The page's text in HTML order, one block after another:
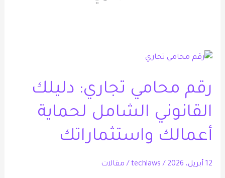
رقم محامي تجاري: دليلك
القانوني الشامل لحماية
أعمالك واستثماراتك
12 أبريل، 2026 /
techlaws
/ مقالات
رقم
تجاري:
دليلك
القانوني
الشامل
أعمالك